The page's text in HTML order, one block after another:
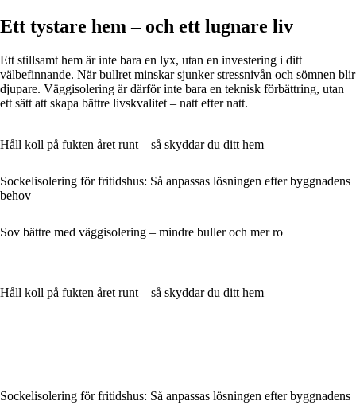
Ett tystare hem – och ett lugnare liv
Ett stillsamt hem är inte bara en lyx, utan en investering i ditt
välbefinnande. När bullret minskar sjunker stressnivån och sömnen blir
djupare. Väggisolering är därför inte bara en teknisk förbättring, utan
ett sätt att skapa bättre livskvalitet – natt efter natt.
Håll koll på fukten året runt – så skyddar du ditt hem
Sockelisolering för fritidshus: Så anpassas lösningen efter byggnadens
behov
Sov bättre med väggisolering – mindre buller och mer ro
Håll koll på fukten året runt – så skyddar du ditt hem
Sockelisolering för fritidshus: Så anpassas lösningen efter byggnadens